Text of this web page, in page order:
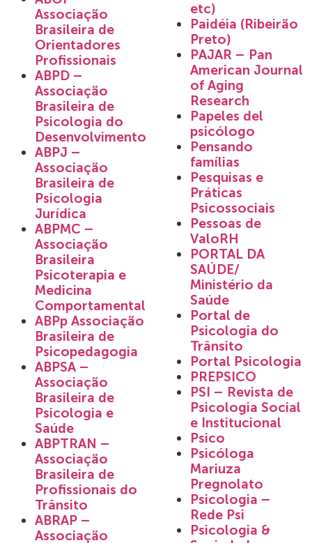
Associação
Brasileira de
Orientadores
Profissionais
ABPD –
Associação
Brasileira de
Psicologia do
Desenvolvimento
ABPJ –
Associação
Brasileira de
Psicologia
Jurídica
ABPMC –
Associação
Brasileira
Psicoterapia e
Medicina
Comportamental
ABPp Associação
Brasileira de
Psicopedagogia
ABPSA –
Associação
Brasileira de
Psicologia e
Saúde
ABPTRAN –
Associação
Brasileira de
Profissionais do
Trânsito
ABRAP –
Associação
etc)
Paidéia (Ribeirão
Preto)
PAJAR – Pan
American Journal
of Aging
Research
Papeles del
psicólogo
Pensando
famílias
Pesquisas e
Práticas
Psicossociais
Pessoas de
ValoRH
PORTAL DA
SAÚDE/
Ministério da
Saúde
Portal de
Psicologia do
Trânsito
Portal Psicologia
PREPSICO
PSI – Revista de
Psicologia Social
e Institucional
Psico
Psicóloga
Mariuza
Pregnolato
Psicologia –
Rede Psi
Psicologia &